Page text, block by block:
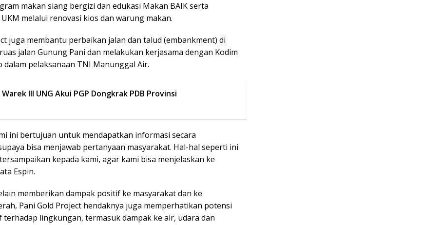
makan siang bergizi dan edukasi Makan BAIK serta
melalui renovasi kios dan warung makan.
juga membantu perbaikan jalan dan talud (embankment) di
jalan Gunung Pani dan melakukan kerjasama dengan Kodim
dalam pelaksanaan TNI Manunggal Air.
Warek III UNG Akui PGP Dongkrak PDB Provinsi
ini bertujuan untuk mendapatkan informasi secara
bisa menjawab pertanyaan masyarakat. Hal-hal seperti ini
kepada kami, agar kami bisa menjelaskan ke
Espin.
memberikan dampak positif ke masyarakat dan ke
Pani Gold Project hendaknya juga memperhatikan potensi
terhadap lingkungan, termasuk dampak ke air, udara dan